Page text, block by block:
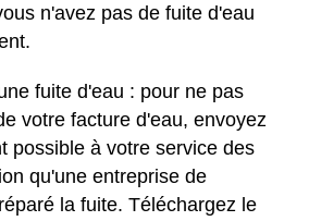
n'avez pas de fuite d'eau
fuite d'eau : pour ne pas
votre facture d'eau, envoyez
possible à votre service des
qu'une entreprise de
la fuite. Téléchargez le